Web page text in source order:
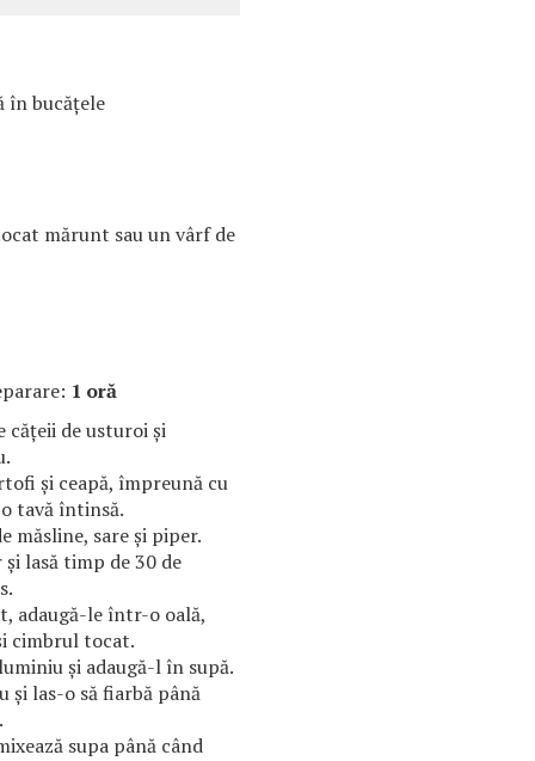
în bucățele
mărunt sau un vârf de
1 oră
cățeii de usturoi și
și ceapă, împreună cu
tavă întinsă.
măsline, sare și piper.
lasă timp de 30 de
adaugă-le într-o oală,
cimbrul tocat.
și adaugă-l în supă.
și las-o să fiarbă până
supa până când